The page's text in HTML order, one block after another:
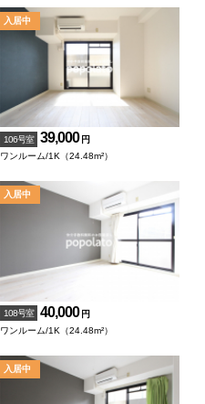
106号室 39,000 円
ワンルーム/1K（24.48m²）
108号室 40,000 円
ワンルーム/1K（24.48m²）